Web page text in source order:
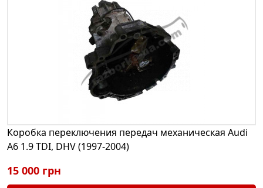
Коробка переключения передач механическая Audi
A6 1.9 TDI, DHV (1997-2004)
15 000 грн